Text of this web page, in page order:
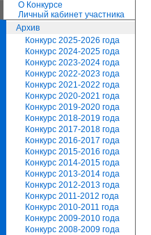
О Конкурсе
Личный кабинет участника
Архив
Конкурс 2025-2026 года
Конкурс 2024-2025 года
Конкурс 2023-2024 года
Конкурс 2022-2023 года
Конкурс 2021-2022 года
Конкурс 2020-2021 года
Конкурс 2019-2020 года
Конкурс 2018-2019 года
Конкурс 2017-2018 года
Конкурс 2016-2017 года
Конкурс 2015-2016 года
Конкурс 2014-2015 года
Конкурс 2013-2014 года
Конкурс 2012-2013 года
Конкурс 2011-2012 года
Конкурс 2010-2011 года
Конкурс 2009-2010 года
Конкурс 2008-2009 года